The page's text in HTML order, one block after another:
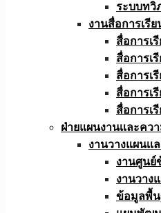
ระบบทวิ
งานสื่อการเรี
สื่อการเ
สื่อการเ
สื่อการเ
สื่อการเ
สื่อการเ
ฝ่ายแผนงานเเละคว
งานวางแผนเ
งานศูนย์
งานวาง
ข้อมูลพื้น